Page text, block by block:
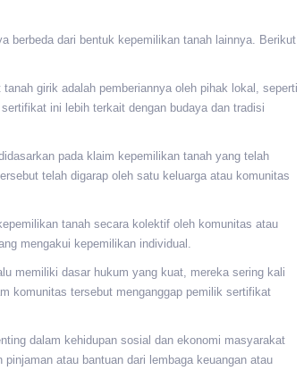
berbeda dari bentuk kepemilikan tanah lainnya. Berikut
girik adalah pemberiannya oleh pihak lokal, seperti
ini lebih terkait dengan budaya dan tradisi
pada klaim kepemilikan tanah yang telah
telah digarap oleh satu keluarga atau komunitas
tanah secara kolektif oleh komunitas atau
mengakui kepemilikan individual.
memiliki dasar hukum yang kuat, mereka sering kali
komunitas tersebut menganggap pemilik sertifikat
dalam kehidupan sosial dan ekonomi masyarakat
atau bantuan dari lembaga keuangan atau